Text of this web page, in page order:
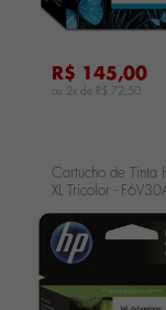
R$ 145,00
ou 2x de R$ 72,50
Cartucho de Tinta
XL Tricolor -